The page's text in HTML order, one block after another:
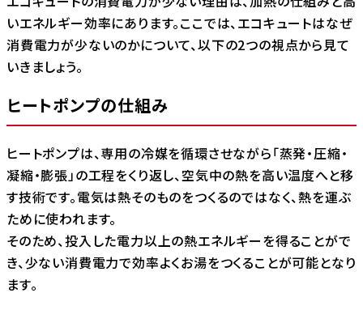
いエネルギー効率にあります。ここでは、エコキュートはなぜ
消費電力が少ないのかについて、以下の2つの視点から見て
いきましょう。
ヒートポンプの仕組み
ヒートポンプは、専用の冷媒を循環させながら「蒸発・圧縮・
凝縮・膨張」の工程をくり返し、空気中の熱を高い温度へと移
す技術です。電気は熱そのものをつくるのではなく、熱を運ぶ
ために使われます。
そのため、投入した電力以上の熱エネルギーを得ることがで
き、少ない消費電力で効率よくお湯をつくることが可能となり
ます。